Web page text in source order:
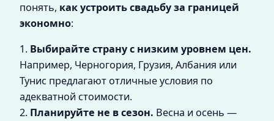
понять, как устроить свадьбу за границей
экономно:
1. Выбирайте страну с низким уровнем цен.
Например, Черногория, Грузия, Албания или
Тунис предлагают отличные условия по
адекватной стоимости.
2. Планируйте не в сезон. Весна и осень —